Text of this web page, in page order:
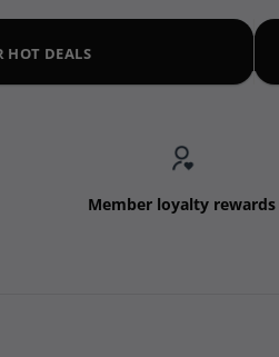
HOT DEALS
Member loyalty rewards